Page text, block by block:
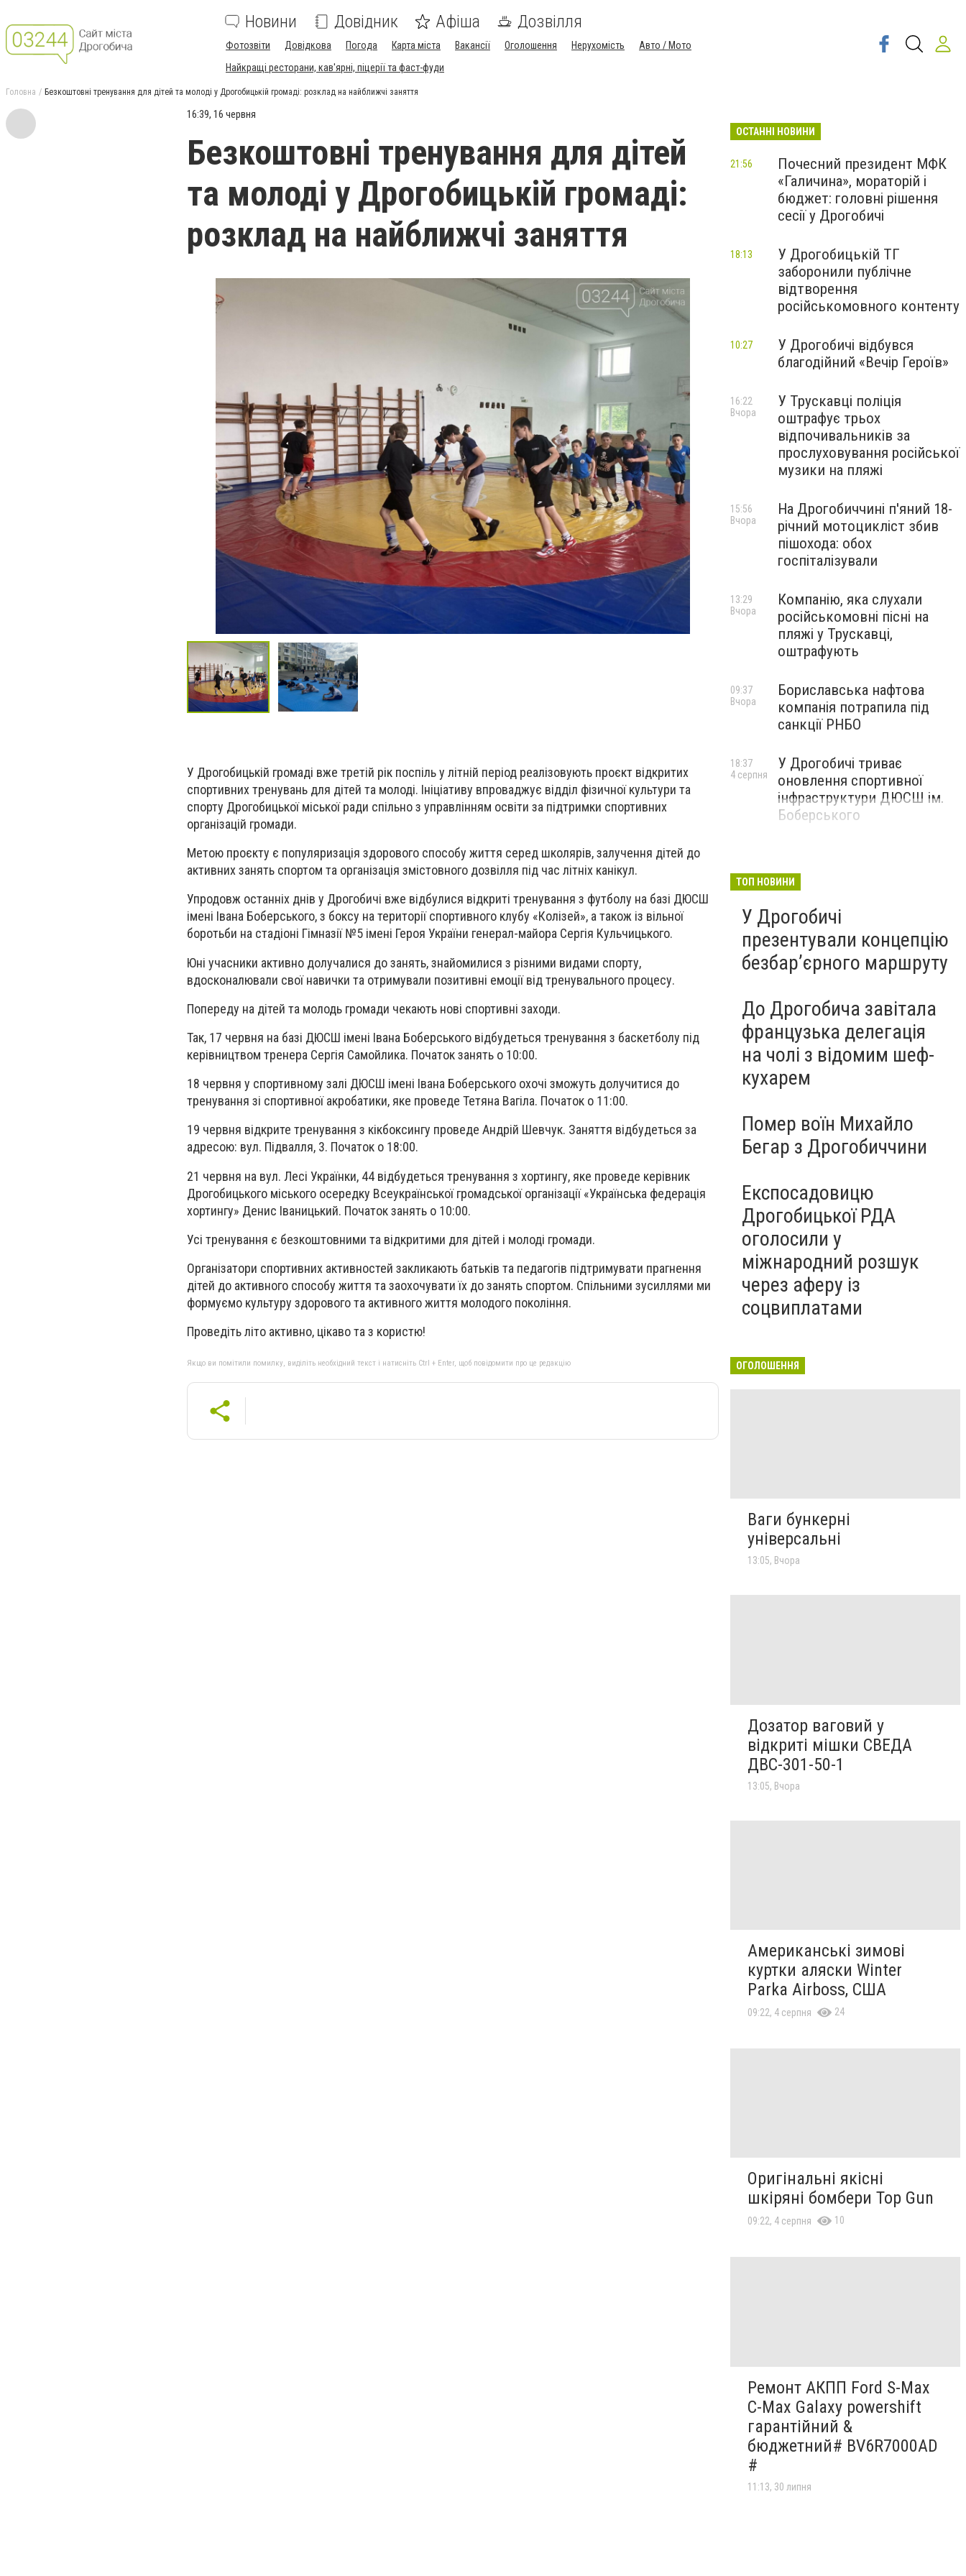
Новини Довідник Афіша Дозвілля
Фотозвіти Довідкова Погода Карта міста Вакансії Оголошення Нерухомість
Авто / Мото
Найкращі ресторани, кав'ярні, піцерії та фаст-фуди
Головна Безкоштовні тренування для дітей та молоді у Дрогобицькій громаді: розклад на найближчі заняття
16:39, 16 червня
Безкоштовні тренування для дітей
та молоді у Дрогобицькій громаді:
розклад на найближчі заняття
У Дрогобицькій громаді вже третій рік поспіль у літній період реалізовують проєкт відкритих
спортивних тренувань для дітей та молоді. Ініціативу впроваджує відділ фізичної культури та
спорту Дрогобицької міської ради спільно з управлінням освіти за підтримки спортивних
організацій громади.
Метою проєкту є популяризація здорового способу життя серед школярів, залучення дітей до
активних занять спортом та організація змістовного дозвілля під час літніх канікул.
Упродовж останніх днів у Дрогобичі вже відбулися відкриті тренування з футболу на базі ДЮСШ
імені Івана Боберського, з боксу на території спортивного клубу «Колізей», а також із вільної
боротьби на стадіоні Гімназії №5 імені Героя України генерал-майора Сергія Кульчицького.
Юні учасники активно долучалися до занять, знайомилися з різними видами спорту,
вдосконалювали свої навички та отримували позитивні емоції від тренувального процесу.
Попереду на дітей та молодь громади чекають нові спортивні заходи.
Так, 17 червня на базі ДЮСШ імені Івана Боберського відбудеться тренування з баскетболу під
керівництвом тренера Сергія Самойлика. Початок занять о 10:00.
18 червня у спортивному залі ДЮСШ імені Івана Боберського охочі зможуть долучитися до
тренування зі спортивної акробатики, яке проведе Тетяна Вагіла. Початок о 11:00.
19 червня відкрите тренування з кікбоксингу проведе Андрій Шевчук. Заняття відбудеться за
адресою: вул. Підвалля, 3. Початок о 18:00.
21 червня на вул. Лесі Українки, 44 відбудеться тренування з хортингу, яке проведе керівник
Дрогобицького міського осередку Всеукраїнської громадської організації «Українська федерація
хортингу» Денис Іваницький. Початок занять о 10:00.
Усі тренування є безкоштовними та відкритими для дітей і молоді громади.
Організатори спортивних активностей закликають батьків та педагогів підтримувати прагнення
дітей до активного способу життя та заохочувати їх до занять спортом. Спільними зусиллями ми
формуємо культуру здорового та активного життя молодого покоління.
Проведіть літо активно, цікаво та з користю!
Якщо ви помітили помилку, виділіть необхідний текст і натисніть Ctrl + Enter, щоб повідомити про це редакцію
ОСТАННІ НОВИНИ
Почесний президент МФК
«Галичина», мораторій і
бюджет: головні рішення
сесії у Дрогобичі
21:56
У Дрогобицькій ТГ
заборонили публічне
відтворення
російськомовного контенту
18:13
У Дрогобичі відбувся
благодійний «Вечір Героїв»
10:27
У Трускавці поліція
оштрафує трьох
відпочивальників за
прослуховування російської
музики на пляжі
16:22
Вчора
На Дрогобиччині п'яний 18-
річний мотоцикліст збив
пішохода: обох
госпіталізували
15:56
Вчора
Компанію, яка слухали
російськомовні пісні на
пляжі у Трускавці,
оштрафують
13:29
Вчора
Бориславська нафтова
компанія потрапила під
санкції РНБО
09:37
Вчора
У Дрогобичі триває
оновлення спортивної
інфраструктури ДЮСШ ім.
Боберського
18:37
4 серпня
ТОП НОВИНИ
У Дрогобичі
презентували концепцію
безбар’єрного маршруту
До Дрогобича завітала
французька делегація
на чолі з відомим шеф-
кухарем
Помер воїн Михайло
Бегар з Дрогобиччини
Експосадовицю
Дрогобицької РДА
оголосили у
міжнародний розшук
через аферу із
соцвиплатами
ОГОЛОШЕННЯ
Ваги бункерні
універсальні
13:05, Вчора
Дозатор ваговий у
відкриті мішки СВЕДА
ДВС-301-50-1
13:05, Вчора
Американські зимові
куртки аляски Winter
Parka Airboss, США
09:22, 4 серпня 24
Оригінальні якісні
шкіряні бомбери Top Gun
09:22, 4 серпня 10
Ремонт АКПП Ford S-Max
C-Max Galaxy powershift
гарантійний &
бюджетний# BV6R7000AD
#
11:13, 30 липня